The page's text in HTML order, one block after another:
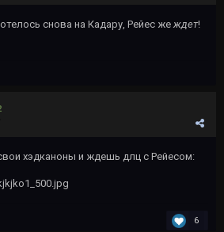
снова на Кадару, Рейес жеждет!
хэдканоны и ждешь длц с Рейесом:
6